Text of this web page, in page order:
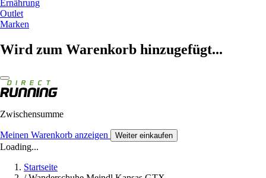
Ernährung
Outlet
Marken
Wird zum Warenkorb hinzugefügt...
Zwischensumme
Meinen Warenkorb anzeigen Weiter einkaufen
Loading...
Startseite